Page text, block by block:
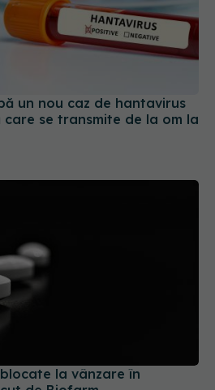
un nou caz de hantavirus
care se transmite de la om la
la vânzare în
de Biofarm